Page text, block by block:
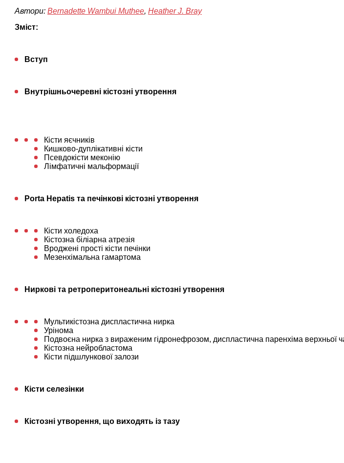
Автори: Bernadette Wambui Muthee, Heather J. Bray
Зміст:
Вступ
Внутрішньочеревні кістозні утворення
Кісти яєчників
Кишково-дуплікативні кісти
Псевдокісти меконію
Лімфатичні мальформації
Porta Hepatis та печінкові кістозні утворення
Кісти холедоха
Кістозна біліарна атрезія
Вроджені прості кісти печінки
Мезенхімальна гамартома
Ниркові та ретроперитонеальні кістозні утворення
Мультикістозна диспластична нирка
Урінома
Подвоєна нирка з вираженим гідронефрозом, диспластична паренхіма верхньої
Кістозна нейробластома
Кісти підшлункової залози
Кісти селезінки
Кістозні утворення, що виходять із тазу